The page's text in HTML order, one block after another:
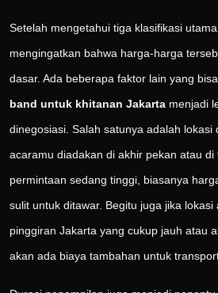
Setelah mengetahui tiga klasifikasi
mengingatkan bahwa harga-harga
dasar. Ada beberapa faktor lain yang
band untuk khitanan Jakarta menjadi
dinegosiasi. Salah satunya adalah lokasi
acaramu diadakan di akhir pekan atau
permintaan sedang tinggi, biasanya
sulit untuk ditawar. Begitu juga jika
pinggiran Jakarta yang cukup jauh atau
akan ada biaya tambahan untuk